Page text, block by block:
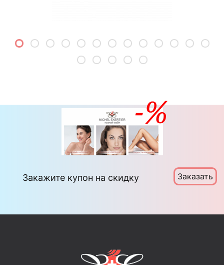
Закажите купон на скидку Заказать